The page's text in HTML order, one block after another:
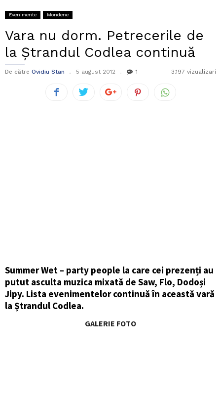
Evenimente Mondene
Vara nu dorm. Petrecerile de
la Ștrandul Codlea continuă
De către Ovidiu Stan 5 august 2012 1 3.197 vizualizari
Summer Wet – party people la care cei prezenți au
putut asculta muzica mixată de Saw, Flo, Dodoși
Jipy. Lista evenimentelor continuă în această vară
la Ștrandul Codlea.
GALERIE FOTO